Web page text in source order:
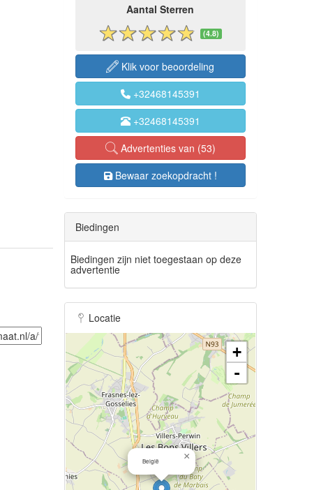
Aantal Sterren
(4.8)
Klik voor beoordeling
+32468145391
+32468145391
Advertenties van (53)
Bewaar zoekopdracht !
Biedingen
Biedingen zijn niet toegestaan op deze
advertentie
Locatie
België ×
+
-